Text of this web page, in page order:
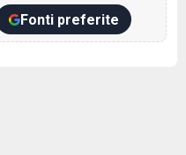
Fonti preferite